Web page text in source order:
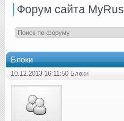
Форум сайта
Блоки
10.12.2013 16:11:50 Блоки